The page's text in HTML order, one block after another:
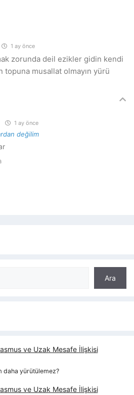
1 ay önce
zorunda deil ezikler gidin kendi
topuna musallat olmayın yürü
1 ay önce
değilim
Ara
ve Uzak Mesafe İlişkisi
daha yürütülemez?
ve Uzak Mesafe İlişkisi